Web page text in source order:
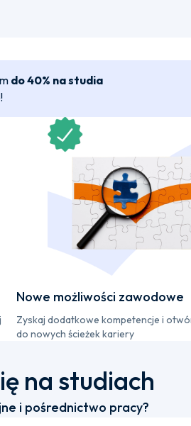
do 40% na studia
Nowe możliwości zawodowe
Zyskaj dodatkowe kompetencje i
do nowych ścieżek kariery
na studiach
i pośrednictwo pracy?